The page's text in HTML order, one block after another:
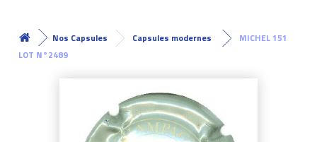
Nos Capsules Capsules modernes
MICHEL 151
LOT N°2489